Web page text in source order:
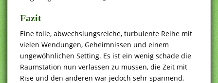
Fazit
Eine tolle, abwechslungsreiche, turbulente Reihe mit
vielen Wendungen, Geheimnissen und einem
ungewöhnlichen Setting. Es ist ein wenig schade die
Raumstation nun verlassen zu müssen, die Zeit mit
Rise und den anderen war jedoch sehr spannend,